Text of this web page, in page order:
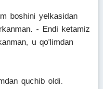
boshini yelkasidan
- Endi ketamiz
u qo'limdan
quchib oldi.